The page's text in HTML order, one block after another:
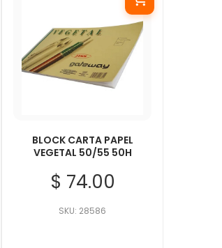
BLOCK CARTA PAPEL
VEGETAL 50/55 50H
$ 74.00
SKU: 28586